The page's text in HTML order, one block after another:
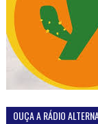
OUÇA A RÁDIO